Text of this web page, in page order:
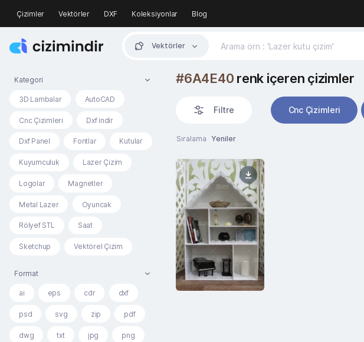
Çizimler Vektörler DXF Koleksiyonlar Blog
Vektörler
Kategori
3D Lambalar AutoCAD
Cnc Çizimleri Dxf indir
Dxf Panel Fontlar Kutular
Kuyumculuk Lazer Çizim
Logolar Magnetler
Metal Lazer Oyuncak
Rölyef STL Saat
Sketchup Vektörel Çizim
Format
ai eps cdr dxf
psd svg zip pdf
dwg txt jpg png
#6A4E40 renk içeren çizimler
Filtre Cnc Çizimleri
Sıralama Yeniler